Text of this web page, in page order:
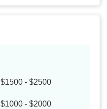
$1500 - $2500
$1000 - $2000